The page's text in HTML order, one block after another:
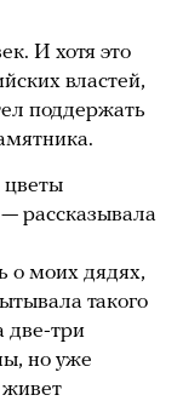
И хотя это
властей,
поддержать
цветы
рассказывала
о моих дядях,
такого
две-три
но уже